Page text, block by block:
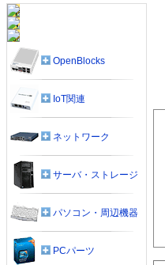
OpenBlocks
IoT関連
ネットワーク
サーバ・ストレージ
パソコン・周辺機器
PCパーツ